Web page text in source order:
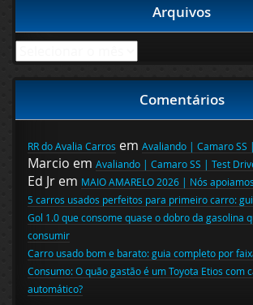
Arquivos
Comentários
RR do Avalia Carros em Avaliando | Camaro SS
Marcio em Avaliando | Camaro SS | Test
Ed Jr em MAIO AMARELO 2026 | Nós apoiamos
5 carros usados perfeitos para primeiro carro:
Gol 1.0 que consome quase o dobro da gasolina
consumir
Carro usado bom e barato: guia completo por
Consumo: O quão gastão é um Toyota Etios com
automático?